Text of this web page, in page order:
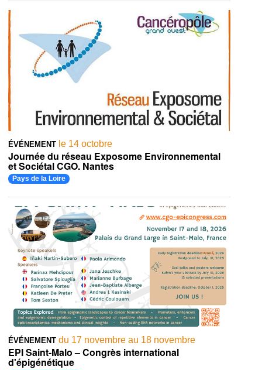
ÉVÉNEMENT le 14 octobre
Journée du réseau Exposome Environnemental
et Sociétal CGO. Nantes
Pays de la Loire
ÉVÉNEMENT du 17 novembre au 18 novembre
EPI Saint-Malo – Congrès international
d'épigénétique